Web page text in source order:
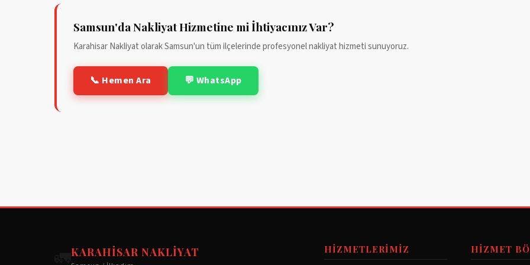
Samsun'da Nakliyat Hizmetine mi İhtiyacınız Var?
Karahisar Nakliyat olarak Samsun'un tüm ilçelerinde profesyonel nakliyat hizmeti sunuyoruz.
📞 Hemen Ara 💬 WhatsApp
KARAHISAR NAKLIYAT HIZMETLERIMIZ HIZMET